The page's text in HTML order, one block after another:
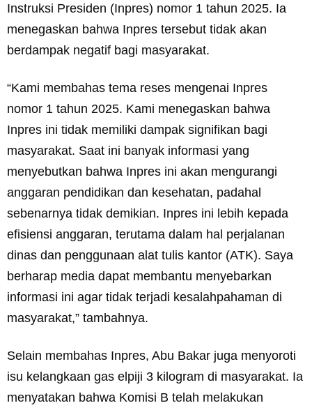
Instruksi Presiden (Inpres) nomor 1 tahun 2025. Ia
menegaskan bahwa Inpres tersebut tidak akan
berdampak negatif bagi masyarakat.
“Kami membahas tema reses mengenai Inpres
nomor 1 tahun 2025. Kami menegaskan bahwa
Inpres ini tidak memiliki dampak signifikan bagi
masyarakat. Saat ini banyak informasi yang
menyebutkan bahwa Inpres ini akan mengurangi
anggaran pendidikan dan kesehatan, padahal
sebenarnya tidak demikian. Inpres ini lebih kepada
efisiensi anggaran, terutama dalam hal perjalanan
dinas dan penggunaan alat tulis kantor (ATK). Saya
berharap media dapat membantu menyebarkan
informasi ini agar tidak terjadi kesalahpahaman di
masyarakat,” tambahnya.
Selain membahas Inpres, Abu Bakar juga menyoroti
isu kelangkaan gas elpiji 3 kilogram di masyarakat. Ia
menyatakan bahwa Komisi B telah melakukan